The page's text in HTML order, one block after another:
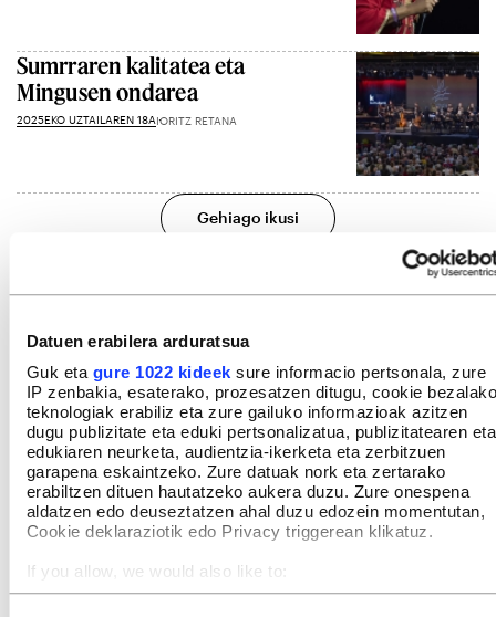
Datuen erabilera arduratsua
Guk eta gure 1022 kideek sure informacio pertsonala, zure
IP zenbakia, esaterako, prozesatzen ditugu, cookie bezalako
teknologiak erabiliz eta zure gailuko informazioak azitzen
dugu publizitate eta eduki pertsonalizatua, publizitatearen eta
edukiaren neurketa, audientzia-ikerketa eta zerbitzuen
garapena eskaintzeko. Zure datuak nork eta zertarako
erabiltzen dituen hautatzeko aukera duzu. Zure onespena
aldatzen edo deuseztatzen ahal duzu edozein momentutan,
Cookie deklaraziotik edo Privacy triggerean klikatuz.
If you allow, we would also like to:
Collect information about your geographical location
Sumrraren kalitatea eta
Mingusen ondarea
2025EKO UZTAILAREN 18AIORITZ RETANA
Gehiago ikusi